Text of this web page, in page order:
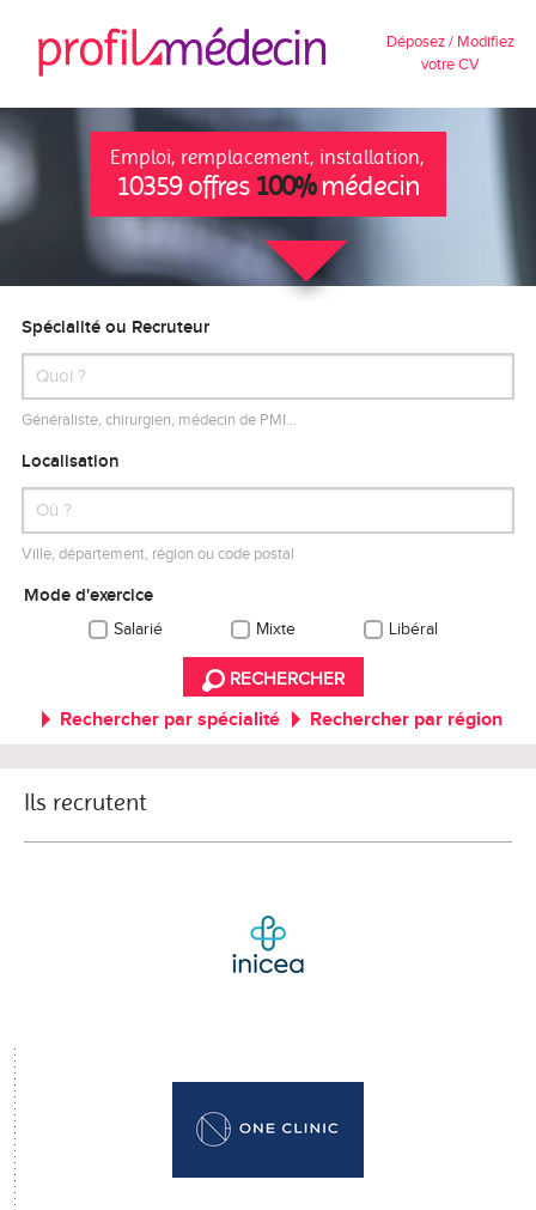
Déposez / Modifiez
votre CV
Emploi, remplacement, installation,
10359 offres 100%médecin
Spécialité ou Recruteur
Généraliste, chirurgien, médecin de PMI…
Localisation
Ville, département, région ou code postal
Mode d'exercice
Salarié Mixte Libéral
RECHERCHER
Rechercher par spécialité Rechercher par région
Ils recrutent